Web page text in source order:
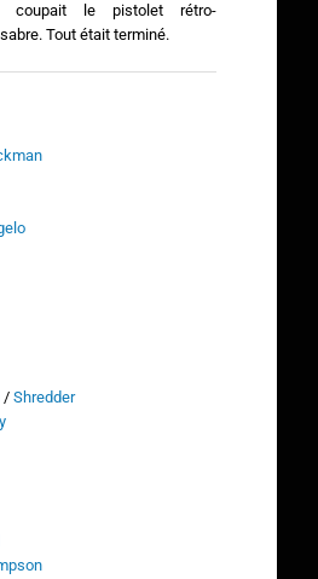
coupait le pistolet rétro-
Tout était terminé.
/ Shredder